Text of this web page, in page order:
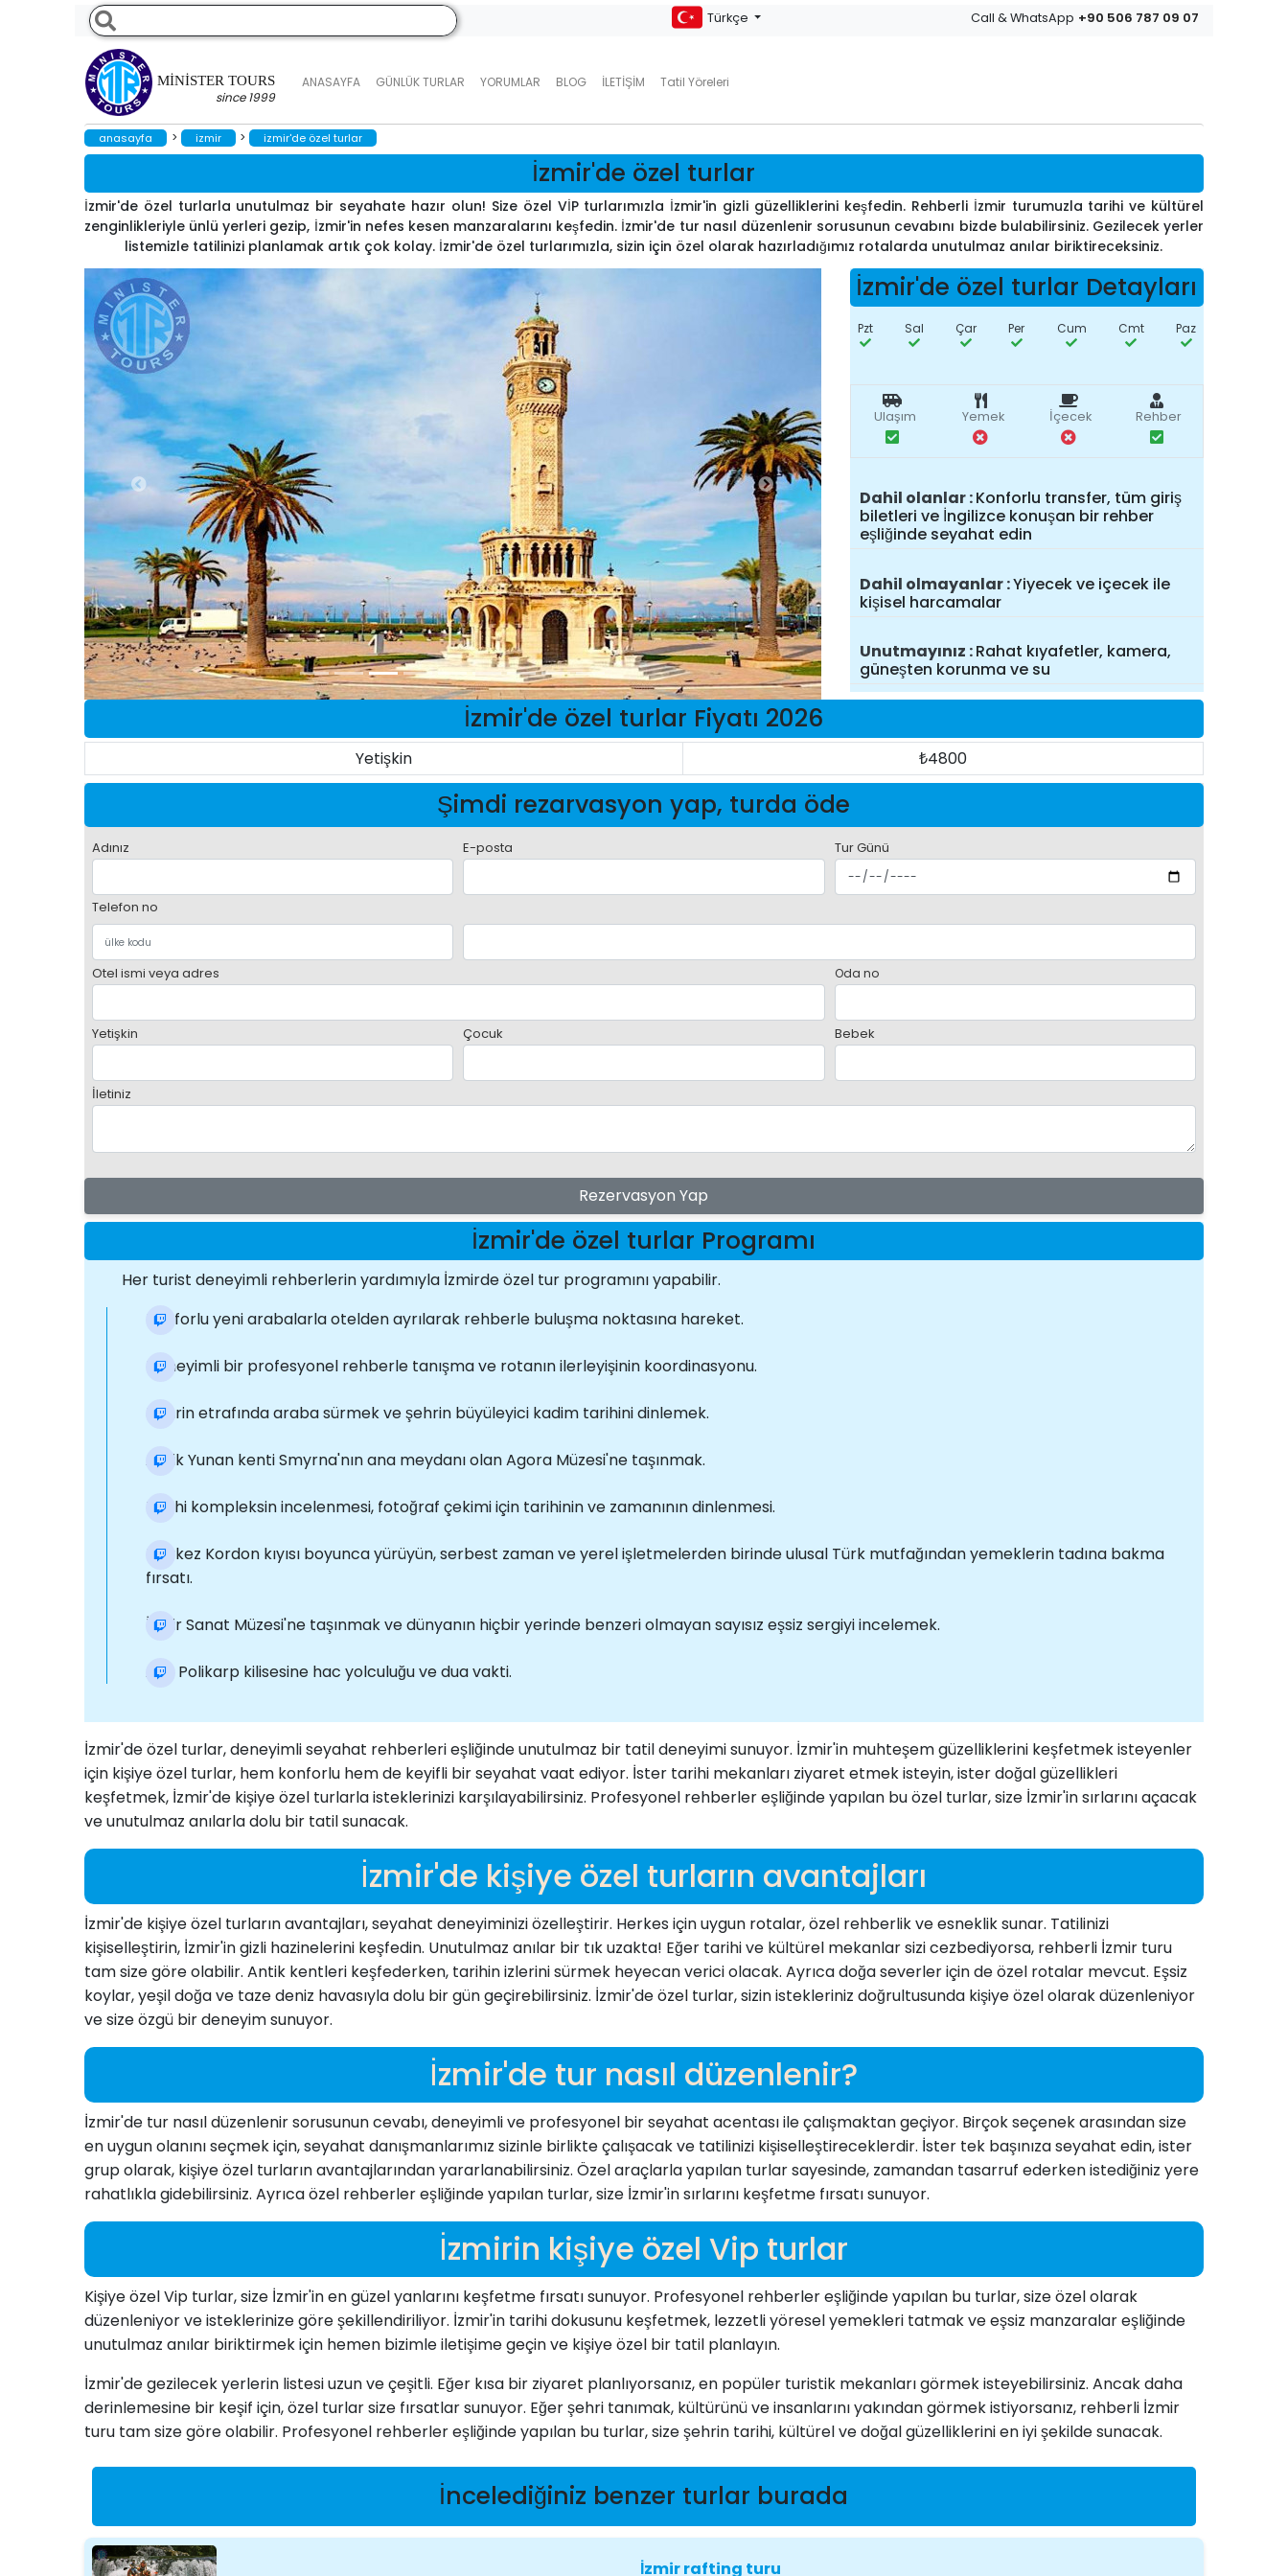
MINISTER TOURS
since 1999
ANASAYFA GÜNLÜK TURLAR YORUMLAR BLOG İLETIŞIM Tatil Yöreleri
Türkçe Call & WhatsApp +90 506 787 09 07
anasayfa > i̇zmir > i̇zmir'de özel turlar
İzmir'de özel turlar
İzmir'de özel turlarla unutulmaz bir seyahate hazır olun! Size özel VİP turlarımızla İzmir'in gizli güzelliklerini keşfedin. Rehberli İzmir turumuzla tarihi ve kültürel
zenginlikleriyle ünlü yerleri gezip, İzmir'in nefes kesen manzaralarını keşfedin. İzmir'de tur nasıl düzenlenir sorusunun cevabını bizde bulabilirsiniz. Gezilecek yerler
listemizle tatilinizi planlamak artık çok kolay. İzmir'de özel turlarımızla, sizin için özel olarak hazırladığımız rotalarda unutulmaz anılar biriktireceksiniz.
İzmir'de özel turlar Detayları
Pzt Sal Çar Per Cum Cmt Paz
Ulaşım Yemek İçecek Rehber
Dahil olanlar Konforlu transfer, tüm giriş
biletleri ve İngilizce konuşan bir rehber
eşliğinde seyahat edin
Dahil olmayanlar Yiyecek ve içecek ile
kişisel harcamalar
Unutmayınız Rahat kıyafetler, kamera,
güneşten korunma ve su
İzmir'de özel turlar Fiyatı 2026
Yetişkin ₺4800
Şimdi rezarvasyon yap, turda öde
Adınız E-posta Tur Günü
Telefon no
Otel ismi veya adres Oda no
Yetişkin Çocuk Bebek
İletiniz
Rezervasyon Yap
İzmir'de özel turlar Programı
Her turist deneyimli rehberlerin yardımıyla İzmirde özel tur programını yapabilir.
Konforlu yeni arabalarla otelden ayrılarak rehberle buluşma noktasına hareket.
Deneyimli bir profesyonel rehberle tanışma ve rotanın ilerleyişinin koordinasyonu.
Şehrin etrafında araba sürmek ve şehrin büyüleyici kadim tarihini dinlemek.
Antik Yunan kenti Smyrna'nın ana meydanı olan Agora Müzesi'ne taşınmak.
Tarihi kompleksin incelenmesi, fotoğraf çekimi için tarihinin ve zamanının dinlenmesi.
Merkez Kordon kıyısı boyunca yürüyün, serbest zaman ve yerel işletmelerden birinde ulusal Türk mutfağından yemeklerin tadına bakma
fırsatı.
İzmir Sanat Müzesi'ne taşınmak ve dünyanın hiçbir yerinde benzeri olmayan sayısız eşsiz sergiyi incelemek.
Aziz Polikarp kilisesine hac yolculuğu ve dua vakti.
İzmir'de özel turlar, deneyimli seyahat rehberleri eşliğinde unutulmaz bir tatil deneyimi sunuyor. İzmir'in muhteşem güzelliklerini keşfetmek isteyenler
için kişiye özel turlar, hem konforlu hem de keyifli bir seyahat vaat ediyor. İster tarihi mekanları ziyaret etmek isteyin, ister doğal güzellikleri
keşfetmek, İzmir'de kişiye özel turlarla isteklerinizi karşılayabilirsiniz. Profesyonel rehberler eşliğinde yapılan bu özel turlar, size İzmir'in sırlarını açacak
ve unutulmaz anılarla dolu bir tatil sunacak.
İzmir'de kişiye özel turların avantajları
İzmir'de kişiye özel turların avantajları, seyahat deneyiminizi özelleştirir. Herkes için uygun rotalar, özel rehberlik ve esneklik sunar. Tatilinizi
kişiselleştirin, İzmir'in gizli hazinelerini keşfedin. Unutulmaz anılar bir tık uzakta! Eğer tarihi ve kültürel mekanlar sizi cezbediyorsa, rehberli İzmir turu
tam size göre olabilir. Antik kentleri keşfederken, tarihin izlerini sürmek heyecan verici olacak. Ayrıca doğa severler için de özel rotalar mevcut. Eşsiz
koylar, yeşil doğa ve taze deniz havasıyla dolu bir gün geçirebilirsiniz. İzmir'de özel turlar, sizin istekleriniz doğrultusunda kişiye özel olarak düzenleniyor
ve size özgü bir deneyim sunuyor.
İzmir'de tur nasıl düzenlenir?
İzmir'de tur nasıl düzenlenir sorusunun cevabı, deneyimli ve profesyonel bir seyahat acentası ile çalışmaktan geçiyor. Birçok seçenek arasından size
en uygun olanını seçmek için, seyahat danışmanlarımız sizinle birlikte çalışacak ve tatilinizi kişiselleştireceklerdir. İster tek başınıza seyahat edin, ister
grup olarak, kişiye özel turların avantajlarından yararlanabilirsiniz. Özel araçlarla yapılan turlar sayesinde, zamandan tasarruf ederken istediğiniz yere
rahatlıkla gidebilirsiniz. Ayrıca özel rehberler eşliğinde yapılan turlar, size İzmir'in sırlarını keşfetme fırsatı sunuyor.
İzmirin kişiye özel Vip turlar
Kişiye özel Vip turlar, size İzmir'in en güzel yanlarını keşfetme fırsatı sunuyor. Profesyonel rehberler eşliğinde yapılan bu turlar, size özel olarak
düzenleniyor ve isteklerinize göre şekillendiriliyor. İzmir'in tarihi dokusunu keşfetmek, lezzetli yöresel yemekleri tatmak ve eşsiz manzaralar eşliğinde
unutulmaz anılar biriktirmek için hemen bizimle iletişime geçin ve kişiye özel bir tatil planlayın.
İzmir'de gezilecek yerlerin listesi uzun ve çeşitli. Eğer kısa bir ziyaret planlıyorsanız, en popüler turistik mekanları görmek isteyebilirsiniz. Ancak daha
derinlemesine bir keşif için, özel turlar size fırsatlar sunuyor. Eğer şehri tanımak, kültürünü ve insanlarını yakından görmek istiyorsanız, rehberli İzmir
turu tam size göre olabilir. Profesyonel rehberler eşliğinde yapılan bu turlar, size şehrin tarihi, kültürel ve doğal güzelliklerini en iyi şekilde sunacak.
İncelediğiniz benzer turlar burada
İzmir rafting turu